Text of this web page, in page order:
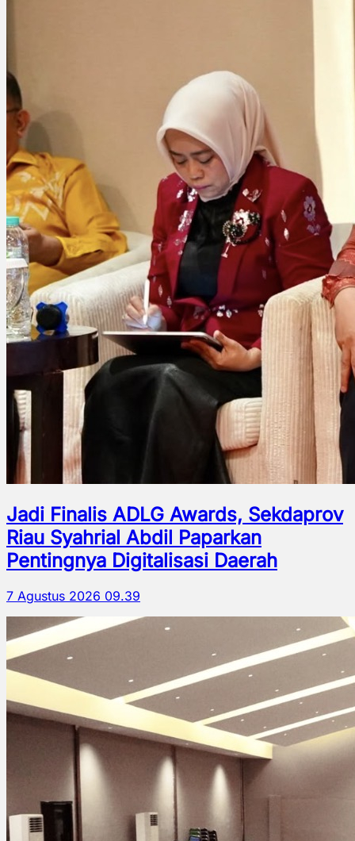
Jadi Finalis ADLG Awards, Sekdaprov
Riau Syahrial Abdil Paparkan
Pentingnya Digitalisasi Daerah
7 Agustus 2026 09.39